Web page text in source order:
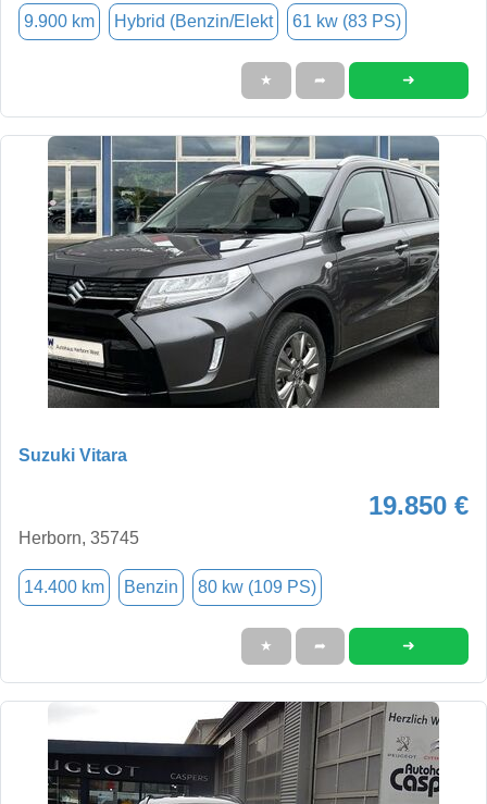
9.900 km Hybrid (Benzin/Elekt 61 kw (83 PS)
★ ➦ ➜
Suzuki Vitara
19.850 €
Herborn, 35745
14.400 km Benzin 80 kw (109 PS)
★ ➦ ➜